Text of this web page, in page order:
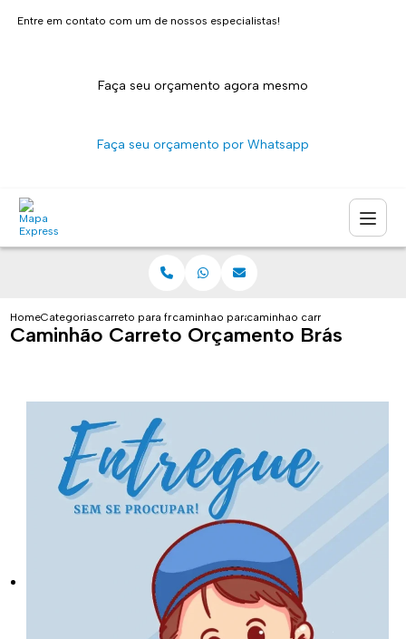
Entre em contato com um de nossos especialistas!
Faça seu orçamento agora mesmo
Faça seu orçamento por Whatsapp
HomeCategoriascarreto para fretescaminhao para carreto sao paulo
caminhao carreto orcamento
Caminhão Carreto Orçamento Brás